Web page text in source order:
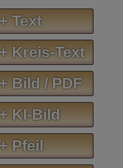
Text
Kreis-Text
Bild / PDF
KI-Bild
Pfeil